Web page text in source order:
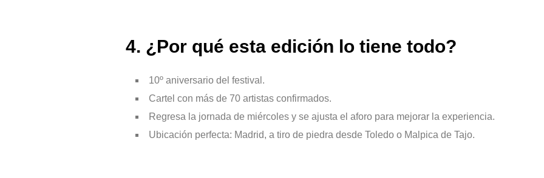
4. ¿Por qué esta edición lo tiene todo?
10º aniversario del festival.
Cartel con más de 70 artistas confirmados.
Regresa la jornada de miércoles y se ajusta el aforo para mejorar la experiencia.
Ubicación perfecta: Madrid, a tiro de piedra desde Toledo o Malpica de Tajo.